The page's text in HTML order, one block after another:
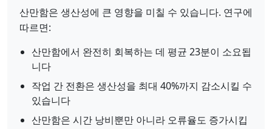
산만함은 생산성에 큰 영향을 미칠 수 있습니다. 연구에
따르면:
산만함에서 완전히 회복하는 데 평균 23분이 소요됩
니다
작업 간 전환은 생산성을 최대 40%까지 감소시킬 수
있습니다
산만함은 시간 낭비뿐만 아니라 오류율도 증가시킵